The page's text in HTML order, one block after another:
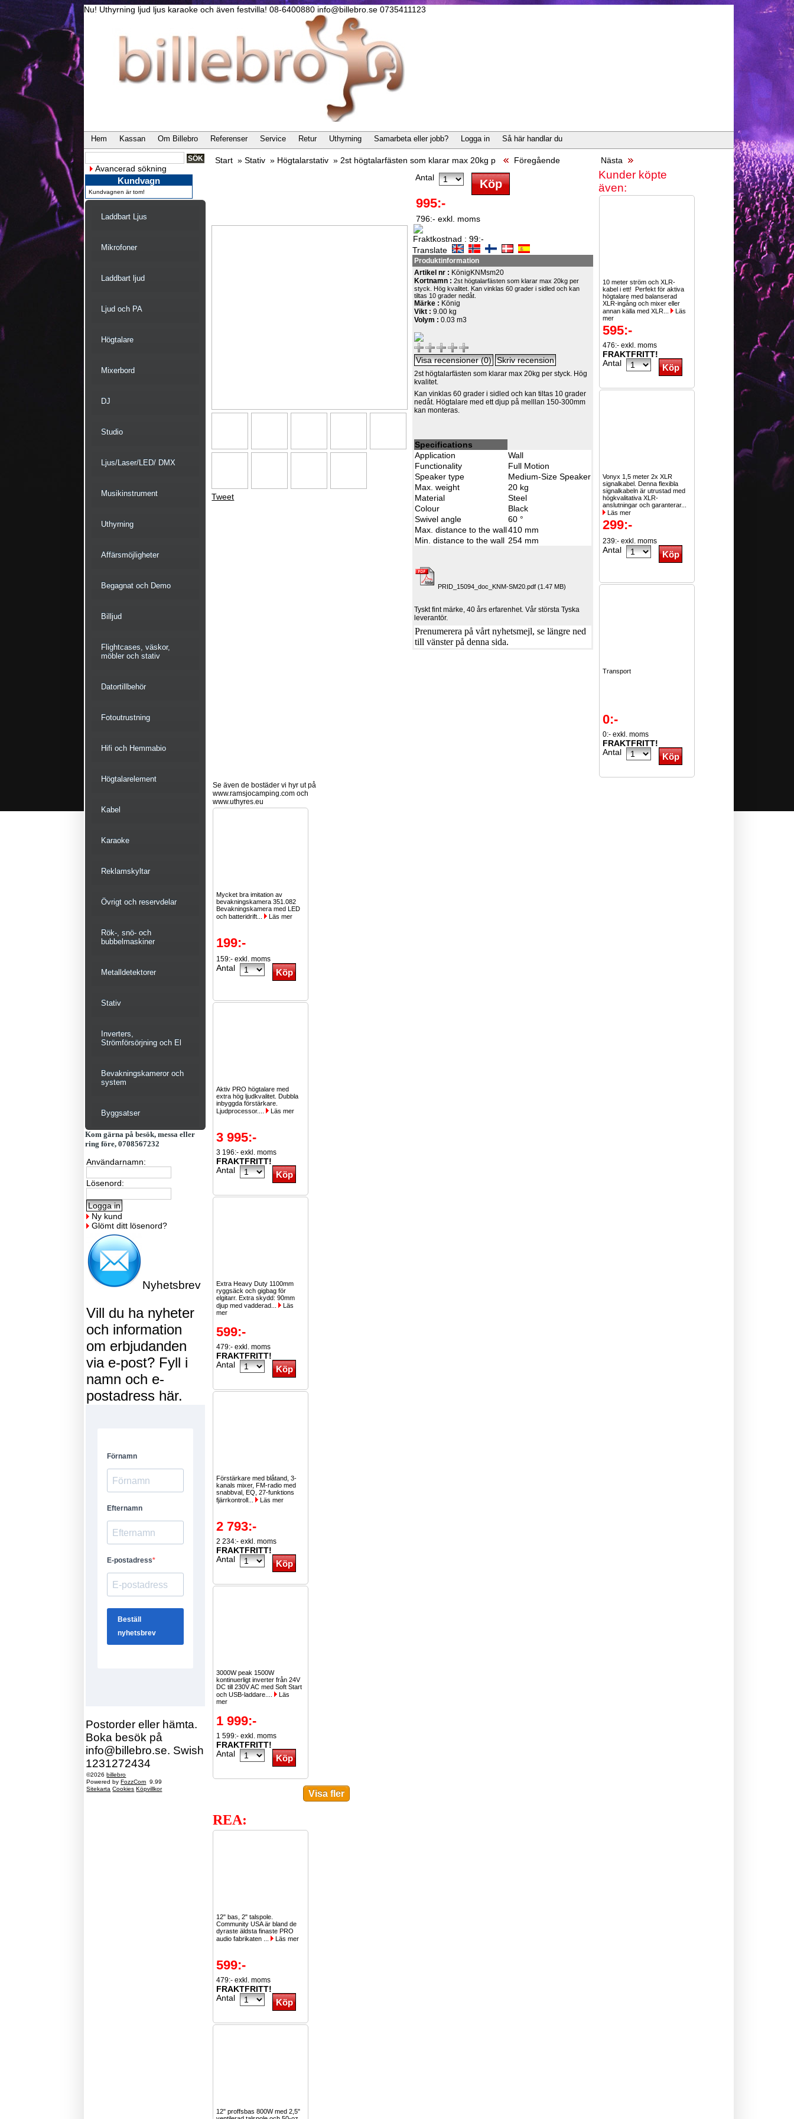
Nu! Uthyrning ljud ljus karaoke och även festvilla! 08-6400880 info@billebro.se 0735411123
Hem Kassan Om Billebro Referenser Service Retur Uthyrning Samarbeta eller jobb? Logga in Så här handlar du
Avancerad sökning
Kundvagn
Kundvagnen är tom!
Laddbart Ljus
Mikrofoner
Laddbart ljud
Ljud och PA
Högtalare
Mixerbord
DJ
Studio
Ljus/Laser/LED/ DMX
Musikinstrument
Uthyrning
Affärsmöjligheter
Begagnat och Demo
Billjud
Flightcases, väskor,
möbler och stativ
Datortillbehör
Fotoutrustning
Hifi och Hemmabio
Högtalarelement
Kabel
Karaoke
Reklamskyltar
Övrigt och reservdelar
Rök-, snö- och
bubbelmaskiner
Metalldetektorer
Stativ
Inverters,
Strömförsörjning och El
Bevakningskameror och
system
Byggsatser
Kom gärna på besök, messa eller
ring före, 0708567232
Användarnamn:
Lösenord:
Ny kund
Glömt ditt lösenord?
Nyhetsbrev
Vill du ha nyheter
och information
om erbjudanden
via e-post? Fyll i
namn och e-
postadress här.
Postorder eller hämta.
Boka besök på
info@billebro.se. Swish
1231272434
©2026billebro
Powered byFozzCom 9.99
Sitekarta Cookies Köpvillkor
Start »Stativ » Högtalarstativ » 2st högtalarfästen som klarar max 20kg p Föregående Nästa
Tweet
Antal
995:-
796:- exkl. moms
Fraktkostnad : 99:-
Translate
Produktinformation
Artikel nr : KönigKNMsm20
Kortnamn :2st högtalarfästen som klarar max 20kg per
styck. Hög kvalitet. Kan vinklas 60 grader i sidled och kan
tiltas 10 grader nedåt.
Märke : König
Vikt :9.00 kg
Volym :0.03 m3
2st högtalarfästen som klarar max 20kg per styck. Hög
kvalitet.
Kan vinklas 60 grader i sidled och kan tiltas 10 grader
nedåt. Högtalare med ett djup på melllan 150-300mm
kan monteras.
Specifications
Application
Wall
Functionality
Full Motion
Speaker type
Medium-Size Speaker
Max. weight
20 kg
Material
Steel
Colour
Black
Swivel angle
60 °
Max. distance to the wall410 mm
Min. distance to the wall 254 mm
PRID_15094_doc_KNM-SM20.pdf (1.47 MB)
Tyskt fint märke, 40 års erfarenhet. Vår största Tyska
leverantör.
Prenumerera på vårt nyhetsmejl, se längre ned
till vänster på denna sida.
Kunder köpte
även:
10 meter ström och XLR-
kabel i ett! Perfekt för aktiva
högtalare med balanserad
XLR-ingång och mixer eller
annan källa med XLR...
Läs
mer
595:-
476:- exkl. moms
FRAKTFRITT!
Antal
Vonyx 1,5 meter 2x XLR
signalkabel. Denna flexibla
signalkabeln är utrustad med
högkvalitativa XLR-
anslutningar och garanterar...
Läs mer
299:-
239:- exkl. moms
Antal
Transport
0:-
0:- exkl. moms
FRAKTFRITT!
Antal
Se även de bostäder vi hyr ut på
www.ramsjocamping.com och
www.uthyres.eu
Mycket bra imitation av
bevakningskamera 351.082
Bevakningskamera med LED
och batteridrift...
Läs mer
199:-
159:- exkl. moms
Antal
Aktiv PRO högtalare med
extra hög ljudkvalitet. Dubbla
inbyggda förstärkare.
Ljudprocessor....
Läs mer
3 995:-
3 196:- exkl. moms
FRAKTFRITT!
Antal
Extra Heavy Duty 1100mm
ryggsäck och gigbag för
elgitarr. Extra skydd: 90mm
djup med vadderad...
Läs
mer
599:-
479:- exkl. moms
FRAKTFRITT!
Antal
Förstärkare med blåtand, 3-
kanals mixer, FM-radio med
snabbval, EQ, 27-funktions
fjärrkontroll...
Läs mer
2 793:-
2 234:- exkl. moms
FRAKTFRITT!
Antal
3000W peak 1500W
kontinuerligt inverter från 24V
DC till 230V AC med Soft Start
och USB-laddare....
Läs
mer
1 999:-
1 599:- exkl. moms
FRAKTFRITT!
Antal
REA:
12" bas, 2" talspole.
Community USA är bland de
dyraste äldsta finaste PRO
audio fabrikaten ...
Läs mer
599:-
479:- exkl. moms
FRAKTFRITT!
Antal
12" proffsbas 800W med 2,5"